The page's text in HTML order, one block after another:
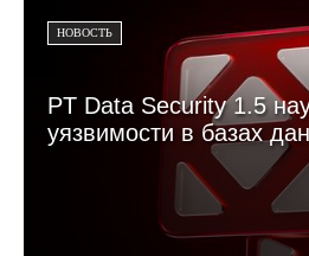
НОВОСТЬ
PT Data Security 1.5
уязвимости в базах